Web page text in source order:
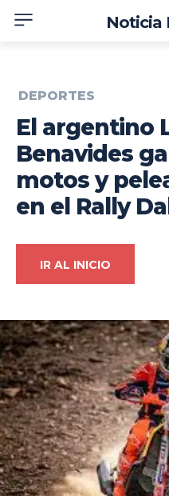
Noticia
DEPORTES
El argentino
Benavides
motos y
en el Rally
IR AL INICIO